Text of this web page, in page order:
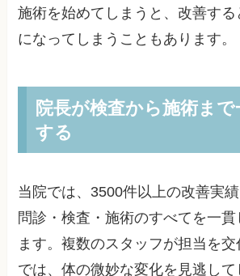
施術を始めてしまうと、改善する
になってしまうこともあります。
院長が検査から施術ま
する
当院では、3500件以上の改善実績
問診・検査・施術のすべてを一
ます。複数のスタッフが担当を
では、体の微妙な変化を見逃し